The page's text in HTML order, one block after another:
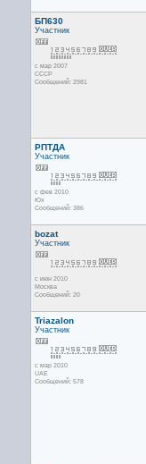
БП630
Участник
с мар 2007
CCCP
Сообщений: 2981
РПТДА
Участник
с фев 2010
Юх
Сообщений: 386
bozat
Участник
с июн 2010
Москва
Сообщений: 20
Triazalon
Участник
с мар 2010
UAE
Сообщений: 578